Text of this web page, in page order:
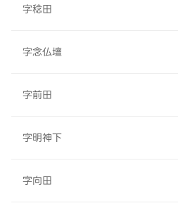
字稔田
字念仏壇
字前田
字明神下
字向田